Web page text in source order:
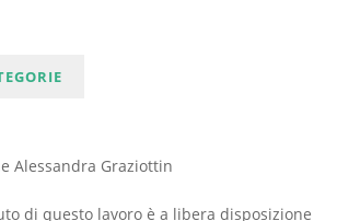
Alessandra Graziottin
di questo lavoro è a libera disposizione